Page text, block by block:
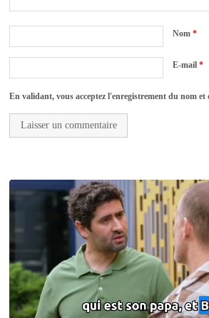
Nom*
E-mail*
En validant, vous acceptez l'enregistrement du nom et